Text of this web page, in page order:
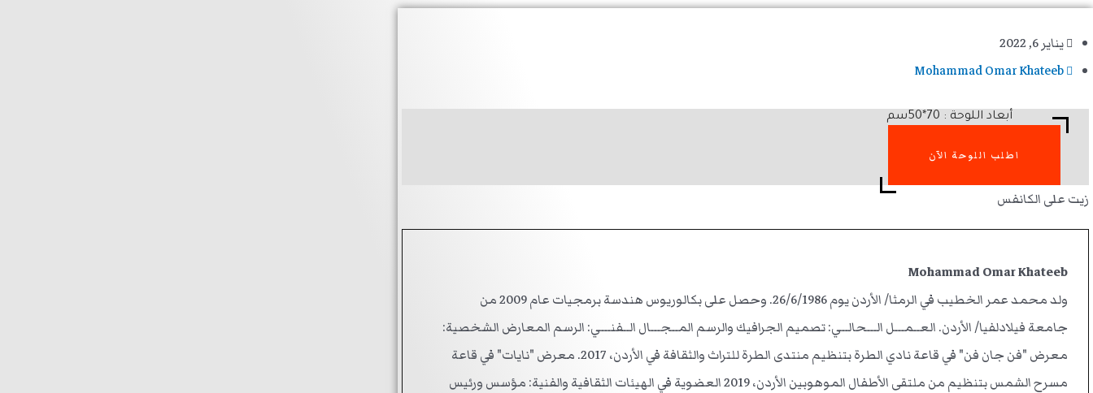
يناير 6, 2022
Mohammad Omar Khateeb
أبعاد اللوحة : 70*50سم
اطلب اللوحة الآن
زيت على الكانفس
Mohammad Omar Khateeb
ولد محمد عمر الخطيب في الرمثا/ الأردن يوم 26/6/1986. وحصل على بكالوريوس هندسة برمجيات عام 2009 من
جامعة فيلادلفيا/ الأردن. العــمـــل الـــحالــي: تصميم الجرافيك والرسم المــجـــال الــفنـــي: الرسم المعارض الشخصية:
معرض "فن جان فن" في قاعة نادي الطرة بتنظيم منتدى الطرة للتراث والثقافة في الأردن، 2017. معرض "نايات" في قاعة
مسرح الشمس بتنظيم من ملتقى الأطفال الموهوبين الأردن، 2019 العضوية في الهيئات الثقافية والفنية: مؤسس ورئيس